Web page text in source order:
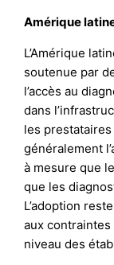
Amérique
L’Amérique
soutenue par
l’accès au
dans
les
généralement
à mesure que
que les
L’adoption
aux
niveau des